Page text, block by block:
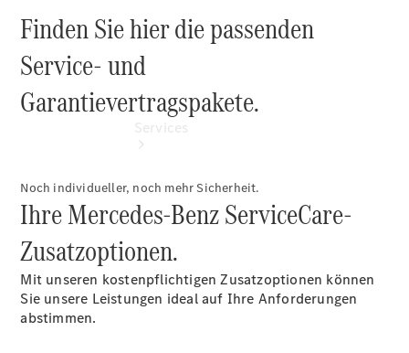
Übersicht
Finanzdienste
Finden Sie hier die passenden
Service- und
Garantievertragspakete.
Noch individueller, noch mehr Sicherheit.
Ihre Mercedes-Benz ServiceCare-
Zusatzoptionen.
Mit unseren kostenpflichtigen Zusatzoptionen können
Sie unsere Leistungen ideal auf Ihre Anforderungen
abstimmen.